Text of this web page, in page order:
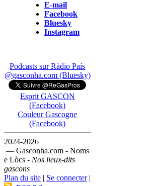
E-mail
Facebook
Bluesky
Instagram
Podcasts sur Ràdio País
@gasconha.com (Bluesky)
Esprit GASCON
(Facebook)
Couleur Gascogne
(Facebook)
2024-2026
— Gasconha.com - Noms
e Lòcs - Nos lieux-dits
gascons
Plan du site | Se connecter|